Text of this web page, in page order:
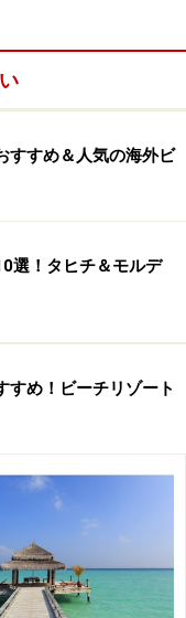
リ島
らなるインドネシ
リ・ヒンドゥ教が
ゆるところで“チャ
に捧げる伝統芸能
すすめ＆人気の海外ビ
選！タヒチ＆モルデ
すめ！ビーチリゾート